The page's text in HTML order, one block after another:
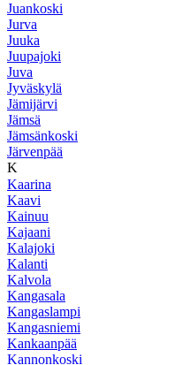
Juankoski
Jurva
Juuka
Juupajoki
Juva
Jyväskylä
Jämijärvi
Jämsä
Jämsänkoski
Järvenpää
K
Kaarina
Kaavi
Kainuu
Kajaani
Kalajoki
Kalanti
Kalvola
Kangasala
Kangaslampi
Kangasniemi
Kankaanpää
Kannonkoski